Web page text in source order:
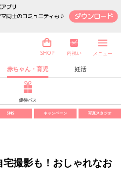
赤ちゃん・育児 妊活
SHOP 内祝い メニュー
優待パス
SNS キャンペーン 写真スタジオ
撮影も！おしゃれなお